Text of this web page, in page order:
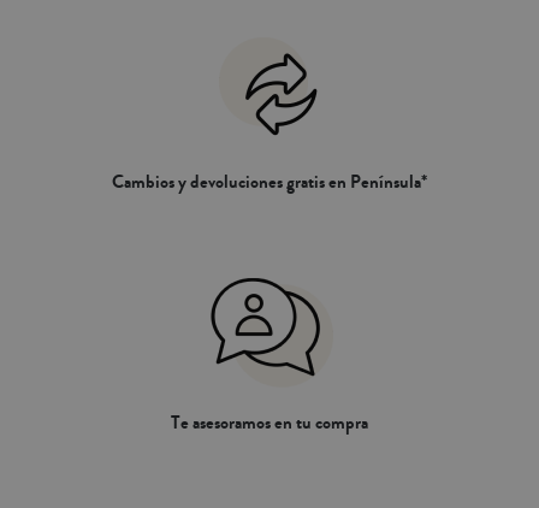
Cambios y devoluciones gratis en Península*
Te asesoramos en tu compra